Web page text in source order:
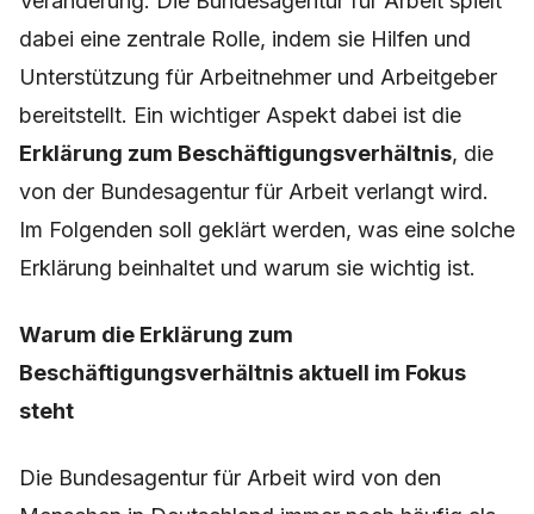
dabei eine zentrale Rolle, indem sie Hilfen und
Unterstützung für Arbeitnehmer und Arbeitgeber
bereitstellt. Ein wichtiger Aspekt dabei ist die
Erklärung zum Beschäftigungsverhältnis, die
von der Bundesagentur für Arbeit verlangt wird.
Im Folgenden soll geklärt werden, was eine solche
Erklärung beinhaltet und warum sie wichtig ist.
Warum die Erklärung zum
Beschäftigungsverhältnis aktuell im Fokus
steht
Die Bundesagentur für Arbeit wird von den